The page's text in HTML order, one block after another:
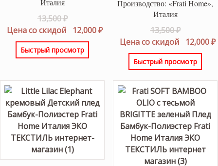
Италия
13,500₽Первоначальная
цена
составляла
13,500 ₽.
Цена со скидой 12,000₽Текущая
цена:
12,000 ₽.
Быстрый просмотр
Производство: «Frati Home»,
Италия
13,500₽
цена
13,500 ₽.
Цена со скидой 12,000₽
Быстрый просмотр